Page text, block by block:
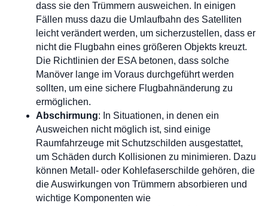
dass sie den Trümmern ausweichen. In einigen
Fällen muss dazu die Umlaufbahn des Satelliten
leicht verändert werden, um sicherzustellen, dass er
nicht die Flugbahn eines größeren Objekts kreuzt.
Die Richtlinien der ESA betonen, dass solche
Manöver lange im Voraus durchgeführt werden
sollten, um eine sichere Flugbahnänderung zu
ermöglichen.
Abschirmung: In Situationen, in denen ein
Ausweichen nicht möglich ist, sind einige
Raumfahrzeuge mit Schutzschilden ausgestattet,
um Schäden durch Kollisionen zu minimieren. Dazu
können Metall- oder Kohlefaserschilde gehören, die
die Auswirkungen von Trümmern absorbieren und
wichtige Komponenten wie